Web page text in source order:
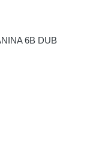
6B DUB